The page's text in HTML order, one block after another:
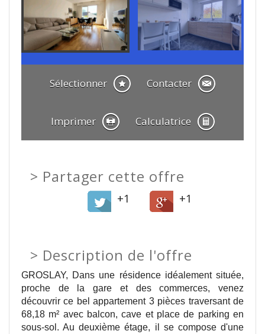
Sélectionner Contacter
Imprimer Calculatrice
Partager cette offre
+1 +1
> Description de l'offre
GROSLAY, Dans une résidence idéalement située,
proche de la gare et des commerces, venez
découvrir ce bel appartement 3 pièces traversant de
68,18 m² avec balcon, cave et place de parking en
sous-sol. Au deuxième étage, il se compose d'une